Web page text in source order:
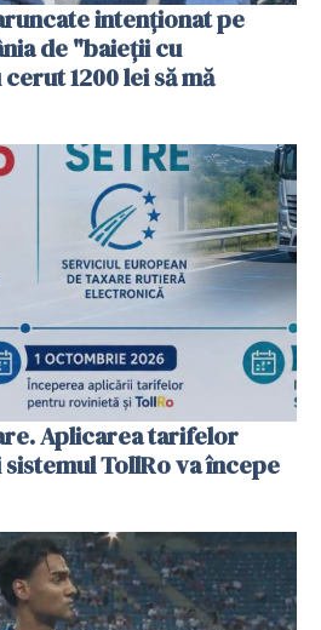
intenționat pe
de "baieții cu
1200 lei să mă
Aplicarea tarifelor
TollRo va începe